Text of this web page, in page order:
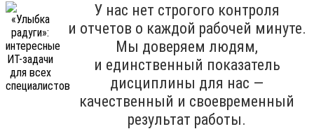
У нас нет строгого контроля
и отчетов о каждой рабочей минуте.
Мы доверяем людям,
и единственный показатель
дисциплины для нас —
качественный и своевременный
результат работы.